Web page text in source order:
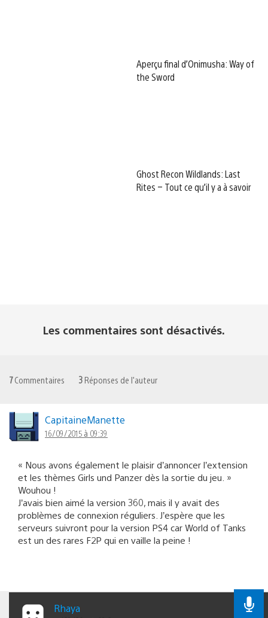
Aperçu final d’Onimusha: Way of
the Sword
Ghost Recon Wildlands: Last
Rites – Tout ce qu’il y a à savoir
Les commentaires sont désactivés.
7Commentaires 3 Réponses de l'auteur
CapitaineManette
16/09/2015 à 09:39
« Nous avons également le plaisir d’annoncer l’extension
et les thèmes Girls und Panzer dès la sortie du jeu. »
Wouhou !
J’avais bien aimé la version 360, mais il y avait des
problèmes de connexion réguliers. J’espère que les
serveurs suivront pour la version PS4 car World of Tanks
est un des rares F2P qui en vaille la peine !
Rhaya